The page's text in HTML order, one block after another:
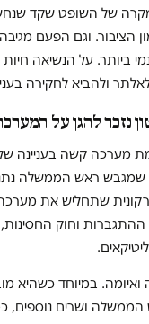
של השופט שקד
הציבור. וגם הפעם
ביותר. על הנשיאה
ולהביא לחקירה
נזכר להגן על
מערכה קשה
שמגבש ראש הממשלה
שתחליש את
וחוק החסינות,
במיוחד כשהיא
הממשלה ושרים נוספים,